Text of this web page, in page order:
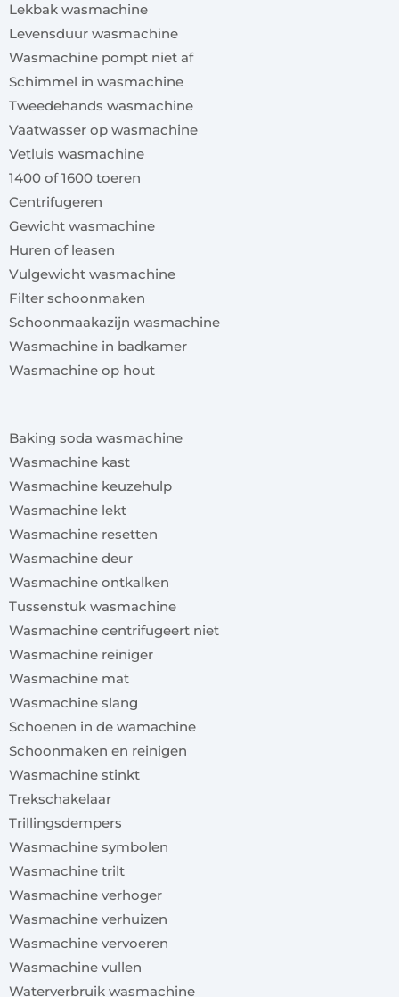
Lekbak wasmachine
Levensduur wasmachine
Wasmachine pompt niet af
Schimmel in wasmachine
Tweedehands wasmachine
Vaatwasser op wasmachine
Vetluis wasmachine
1400 of 1600 toeren
Centrifugeren
Gewicht wasmachine
Huren of leasen
Vulgewicht wasmachine
Filter schoonmaken
Schoonmaakazijn wasmachine
Wasmachine in badkamer
Wasmachine op hout
Baking soda wasmachine
Wasmachine kast
Wasmachine keuzehulp
Wasmachine lekt
Wasmachine resetten
Wasmachine deur
Wasmachine ontkalken
Tussenstuk wasmachine
Wasmachine centrifugeert niet
Wasmachine reiniger
Wasmachine mat
Wasmachine slang
Schoenen in de wamachine
Schoonmaken en reinigen
Wasmachine stinkt
Trekschakelaar
Trillingsdempers
Wasmachine symbolen
Wasmachine trilt
Wasmachine verhoger
Wasmachine verhuizen
Wasmachine vervoeren
Wasmachine vullen
Waterverbruik wasmachine